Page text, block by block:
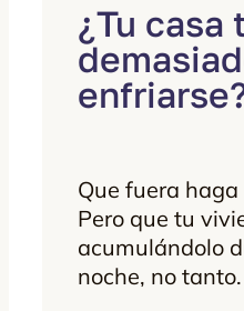
¿Tu casa
Que fuera
Pero que tu
acumulándolo
noche, no tanto.